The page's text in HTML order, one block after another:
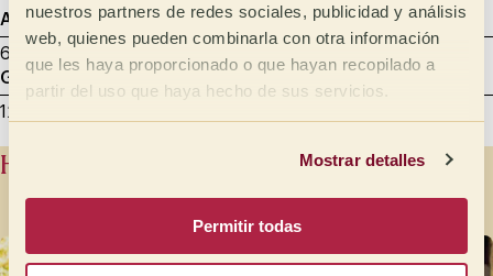
nuestros partners de redes sociales, publicidad y análisis
web, quienes pueden combinarla con otra información
que les haya proporcionado o que hayan recopilado a
partir del uso que haya hecho de sus servicios.
Mostrar detalles
Permitir todas
Agtron
65 - Light Medium
Tostado de muestra
8.00 min
Datos de cata
22/10/2025
Gramaje
12 g
Mililitros
Molienda de muestra
Historia del productor